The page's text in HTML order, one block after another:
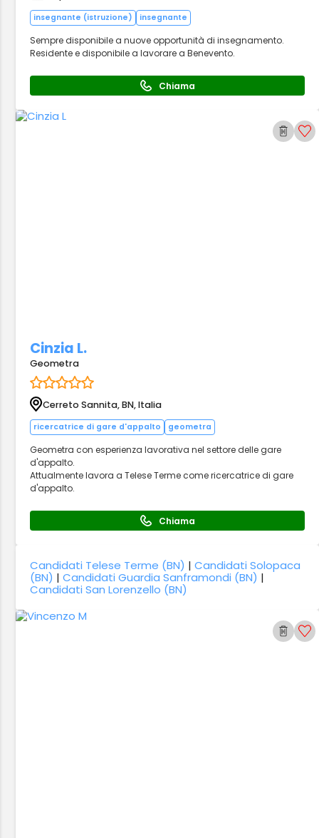
insegnante (istruzione) insegnante
Sempre disponibile a nuove opportunità di insegnamento.
Residente e disponibile a lavorare a Benevento.
Chiama
Cinzia L.
Geometra
Cerreto Sannita, BN, Italia
ricercatrice di gare d'appalto geometra
Geometra con esperienza lavorativa nel settore delle gare
d'appalto.
Attualmente lavora a Telese Terme come ricercatrice di gare
d'appalto.
Chiama
Candidati Telese Terme (BN) |Candidati Solopaca
(BN) |Candidati Guardia Sanframondi (BN) |
Candidati San Lorenzello (BN)